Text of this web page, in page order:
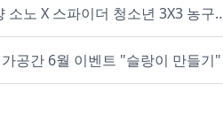
2026 고양 소노 X 스파이더
공간 6월 이벤트 "슬랑이 만들기"